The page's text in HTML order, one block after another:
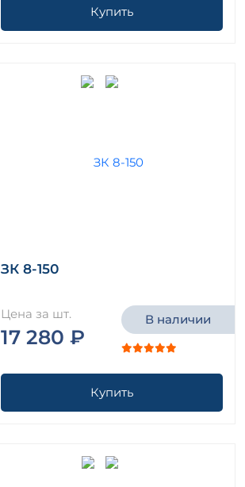
Купить
ЗК 8-150
Цена за шт.
17 280 ₽
В наличии
Купить